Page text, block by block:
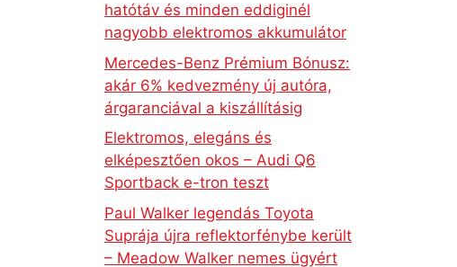
hatótáv és minden eddiginél
nagyobb elektromos akkumulátor
Mercedes-Benz Prémium Bónusz:
akár 6% kedvezmény új autóra,
árgaranciával a kiszállításig
Elektromos, elegáns és
elképesztően okos – Audi Q6
Sportback e-tron teszt
Paul Walker legendás Toyota
Suprája újra reflektorfénybe került
– Meadow Walker nemes ügyért